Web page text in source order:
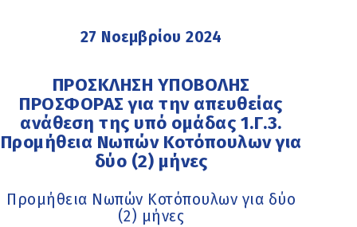
27 Νοεμβρίου 2024
ΠΡΟΣΚΛΗΣΗ ΥΠΟΒΟΛΗΣ
ΠΡΟΣΦΟΡΑΣ για την απευθείας
ανάθεση της υπό ομάδας 1.Γ.3.
Προμήθεια Νωπών Κοτόπουλων για
δύο (2) μήνες
Προμήθεια Νωπών Κοτόπουλων για δύο
(2) μήνες